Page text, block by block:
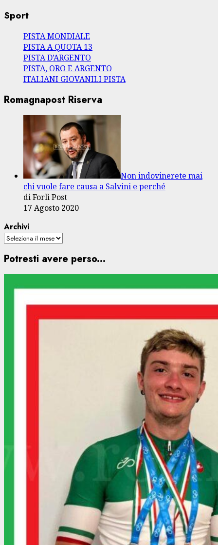
Sport
PISTA MONDIALE
PISTA A QUOTA 13
PISTA D’ARGENTO
PISTA, ORO E ARGENTO
ITALIANI GIOVANILI PISTA
Romagnapost Riserva
Non indovinerete mai
chi vuole fare causa a Salvini e perché
di Forlì Post
17 Agosto 2020
Archivi
Potresti avere perso...